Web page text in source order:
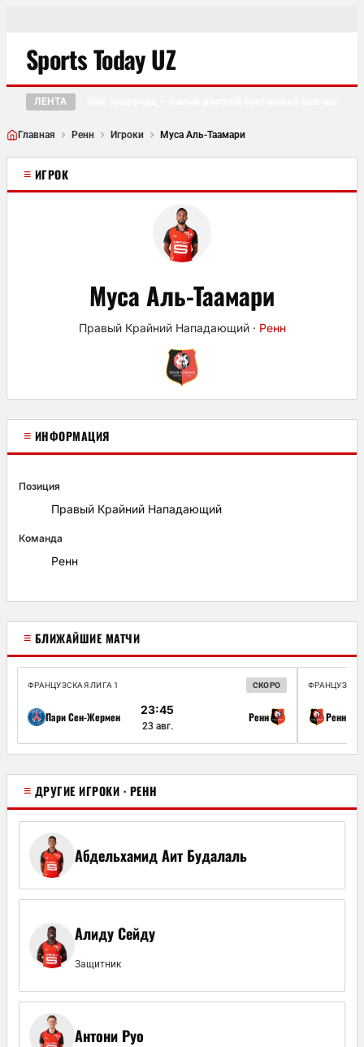
Sports Today UZ
ЛЕНТАДжеймс Траффорд — самый дорогой британский вратарь в
Главная Ренн Игроки Муса Аль-Таамари
≡ ИГРОК
Муса Аль-Таамари
Правый Крайний Нападающий· Ренн
≡ ИНФОРМАЦИЯ
Позиция
Правый Крайний Нападающий
Команда
Ренн
≡ БЛИЖАЙШИЕ МАТЧИ
ФРАНЦУЗСКАЯ ЛИГА 1 СКОРО
Пари Сен-Жермен
23:45
23 авг.
Ренн Ренн
≡ ДРУГИЕ ИГРОКИ · РЕНН
Абдельхамид Аит Будалаль
Алиду Сейду
Защитник
Антони Руо